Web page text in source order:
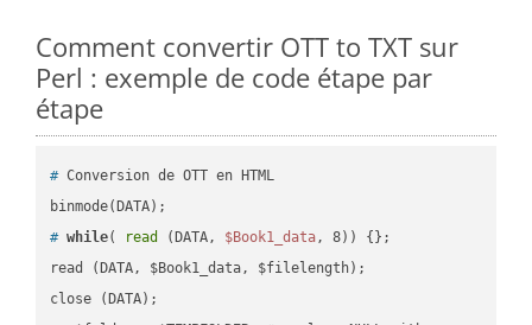
Comment convertir OTT to TXT sur
Perl : exemple de code étape par
étape
# Conversion de OTT en HTML
# while( read (DATA, $Book1_data, 8)) {};
read (DATA, $Book1_data, $filelength);
close (DATA);